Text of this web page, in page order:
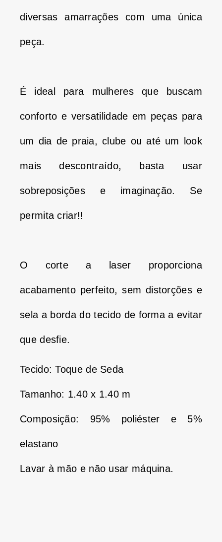
diversas amarrações com uma única
peça.
É ideal para mulheres que buscam
conforto e versatilidade em peças para
um dia de praia, clube ou até um look
mais descontraído, basta usar
sobreposições e imaginação. Se
permita criar!!
O corte a laser proporciona
acabamento perfeito, sem distorções e
sela a borda do tecido de forma a evitar
que desfie.
Tecido: Toque de Seda
Tamanho: 1.40 x 1.40 m
Composição: 95% poliéster e 5%
elastano
Lavar à mão e não usar máquina.